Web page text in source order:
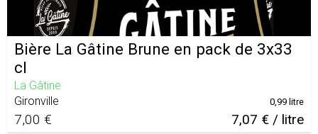
Bière La Gâtine Brune en pack de 3x33
cl
La Gâtine
Gironville
7,00 € 7,07 € / litre
0,99 litre